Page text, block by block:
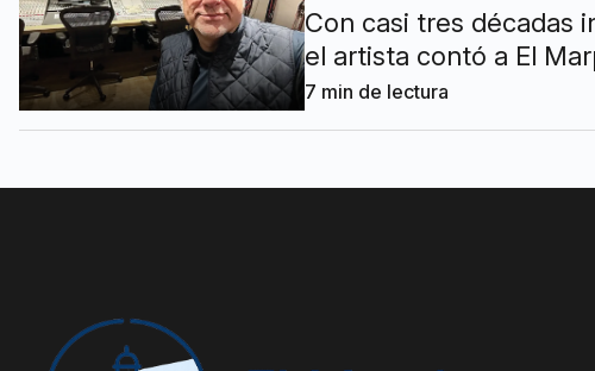
Con casi tres décadas
el artista contó a El
7 min de lectura